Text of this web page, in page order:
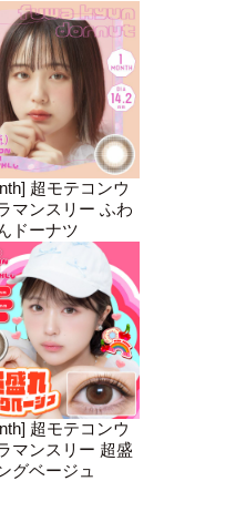
超モテコンウ
マンスリー ふわ
ドーナツ
超モテコンウ
マンスリー 超盛
グベージュ